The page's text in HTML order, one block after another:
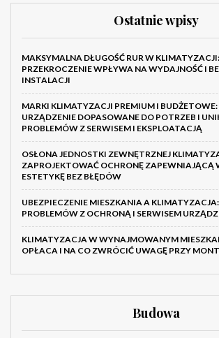
Ostatnie wpisy
MAKSYMALNA DŁUGOŚĆ RUR W
PRZEKROCZENIE WPŁYWA NA WYDAJNOŚĆ I
INSTALACJI
MARKI KLIMATYZACJI PREMIUM I
URZĄDZENIE DOPASOWANE DO POTRZEB I
PROBLEMÓW Z SERWISEM I EKSPLOATACJĄ
OSŁONA JEDNOSTKI ZEWNĘTRZNEJ
ZAPROJEKTOWAĆ OCHRONĘ ZAPEWNIAJĄCĄ
ESTETYKĘ BEZ BŁĘDÓW
UBEZPIECZENIE MIESZKANIA A
PROBLEMÓW Z OCHRONĄ I SERWISEM
KLIMATYZACJA W WYNAJMOWANYM
OPŁACA I NA CO ZWRÓCIĆ UWAGĘ PRZY
Budowa